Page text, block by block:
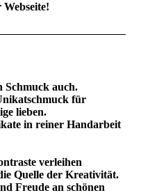
Schmuck auch.
für
lieben.
in reiner Handarbeit
verleihen
Quelle der Kreativität.
Freude an schönen